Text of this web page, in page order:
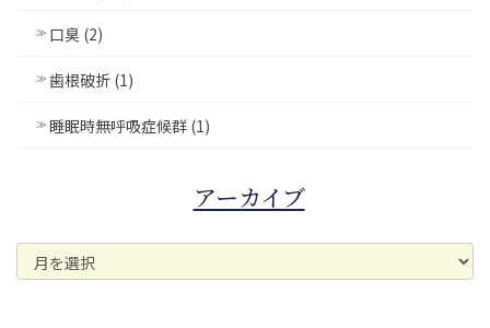
口臭 (2)
歯根破折 (1)
睡眠時無呼吸症候群 (1)
アーカイブ
ア
ー